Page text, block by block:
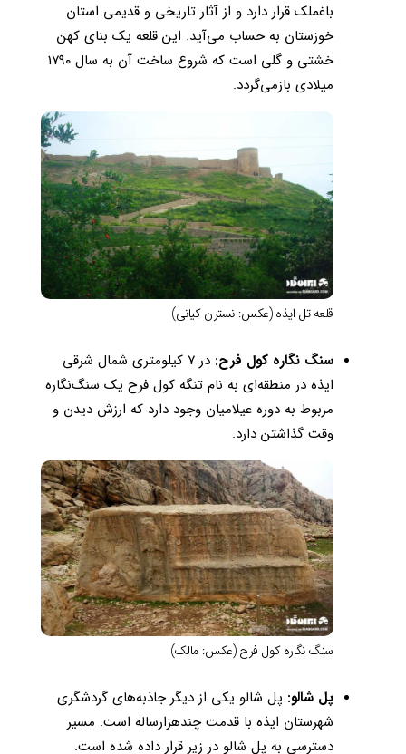
باغملک قرار دارد و از آثار تاریخی و قدیمی استان
خوزستان به حساب می‌آید. این قلعه یک بنای کهن
خشتی و گلی است که شروع ساخت آن به سال ۱۷۹۰
میلادی بازمی‌گردد.
قلعه تل ایذه (عکس: نسترن کیانی)
سنگ نگاره کول فرح:
در ۷ کیلومتری شمال شرقی
ایذه در منطقه‌ای به نام تنگه کول فرح یک سنگ‌نگاره
مربوط به دوره عیلامیان وجود دارد که ارزش دیدن و
وقت گذاشتن دارد.
سنگ نگاره کول فرح (عکس: مالک)
پل شالو: پل شالو یکی از دیگر جاذبه‌های گردشگری
شهرستان ایذه با قدمت چندهزارساله است. مسیر
دسترسی به پل شالو در زیر قرار داده شده است.